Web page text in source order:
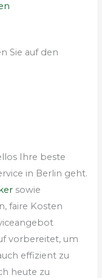
Sie auf den
Ihre beste
in Berlin geht.
sowie
faire Kosten
vorbereitet, um
effizient zu
heute zu